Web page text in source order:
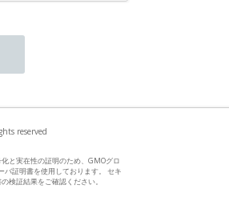
reserved
と実在性の証明のため、GMOグロ
バ証明書を使用しております。 セキ
検証結果をご確認ください。